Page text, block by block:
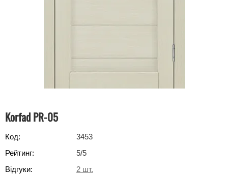
Korfad PR-05
Код:
3453
Рейтинг:
5/5
Відгуки:
2 шт.